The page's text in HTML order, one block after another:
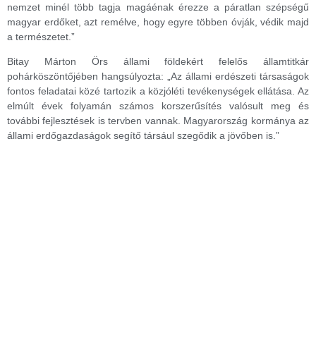
nemzet minél több tagja magáénak érezze a páratlan szépségű
magyar erdőket, azt remélve, hogy egyre többen óvják, védik majd
a természetet.”
Bitay Márton Örs állami földekért felelős államtitkár
pohárköszöntőjében hangsúlyozta: „Az állami erdészeti társaságok
fontos feladatai közé tartozik a közjóléti tevékenységek ellátása. Az
elmúlt évek folyamán számos korszerűsítés valósult meg és
további fejlesztések is tervben vannak. Magyarország kormánya az
állami erdőgazdaságok segítő társául szegődik a jövőben is.”